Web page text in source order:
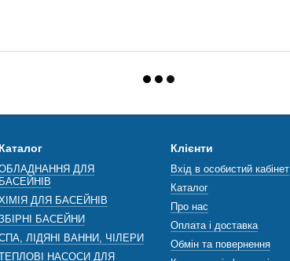
Каталог
ДЛЯ
БАСЕЙНІВ
ДЛЯ БАСЕЙНІВ
БАСЕЙНИ
ЛІДЯНІ ВАННИ, ЧІЛЕРИ
НАСОСИ ДЛЯ
Клієнти
Вхід в особистий кабінет
Каталог
Про нас
Оплата і доставка
Обмін та повернення